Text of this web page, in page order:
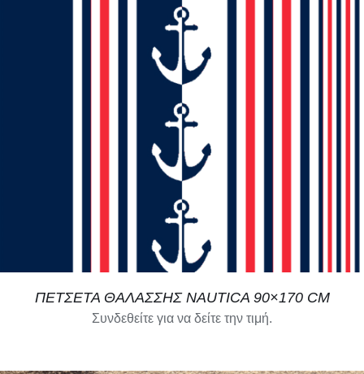
ΠΕΤΣΕΤΑ ΘΑΛΑΣΣΗΣ NAUTICA 90×170 CM
Συνδεθείτε για να δείτε την τιμή.